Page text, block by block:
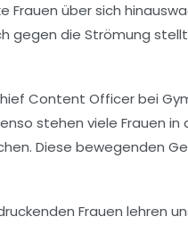
Frauen über sich
gegen die Strömung
Content Officerbei
stehen viele Frauen
Diese bewegenden
Frauen lehren